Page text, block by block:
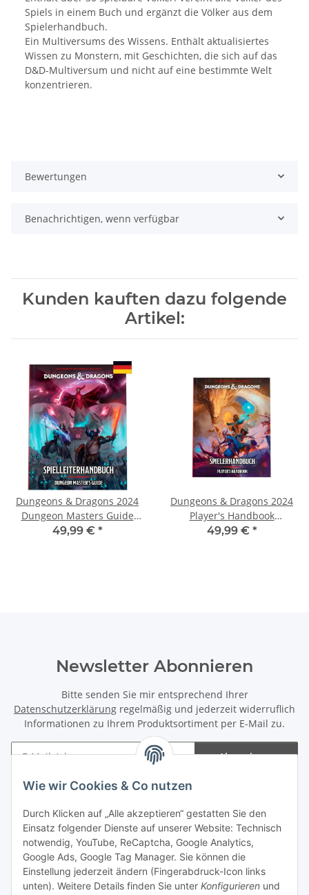
Wie wir Cookies & Co nutzen
Durch Klicken auf „Alle akzeptieren“ gestatten Sie den
Einsatz folgender Dienste auf unserer Website: Technisch
notwendig, YouTube, ReCaptcha, Google Analytics,
Google Ads, Google Tag Manager. Sie können die
Einstellung jederzeit ändern (Fingerabdruck-Icon links
unten). Weitere Details finden Sie unter Konfigurieren und
Spiels in einem Buch und ergänzt die Völker aus dem
Spielerhandbuch.
Ein Multiversums des Wissens. Enthält aktualisiertes
Wissen zu Monstern, mit Geschichten, die sich auf das
D&D-Multiversum und nicht auf eine bestimmte Welt
konzentrieren.
Bewertungen
Benachrichtigen, wenn verfügbar
Kunden kauften dazu folgende
Artikel:
Dungeons & Dragons 2024
Dungeon Masters Guide
(Spielleiterhandbuch)
49,99 € *
Dungeons & Dragons 2024
Player's Handbook
(Spielerhandbuch) deutsch
49,99 € *
Newsletter Abonnieren
Bitte senden Sie mir entsprechend Ihrer
Datenschutzerklärung regelmäßig und jederzeit widerruflich
Informationen zu Ihrem Produktsortiment per E-Mail zu.
Abonnieren
Informationen
Gesetzliche Informationen
Spieletreffs in Jülich & Umgebung